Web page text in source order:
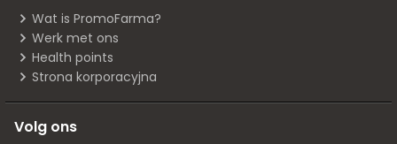
Wat is PromoFarma?
Werk met ons
Health points
Strona korporacyjna
Volg ons